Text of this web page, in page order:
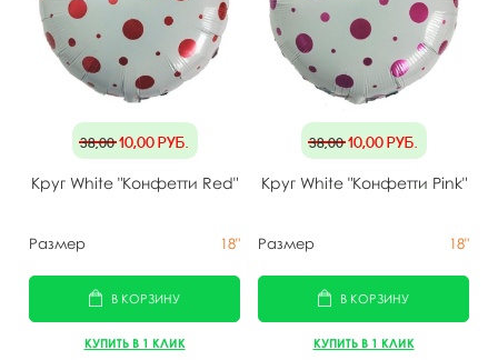
38,0010,00руб.
Круг White "Конфетти Red"
Размер 18"
В КОРЗИНУ
КУПИТЬ В 1 КЛИК
38,0010,00руб.
Круг White "Конфетти Pink"
Размер 18"
В КОРЗИНУ
КУПИТЬ В 1 КЛИК